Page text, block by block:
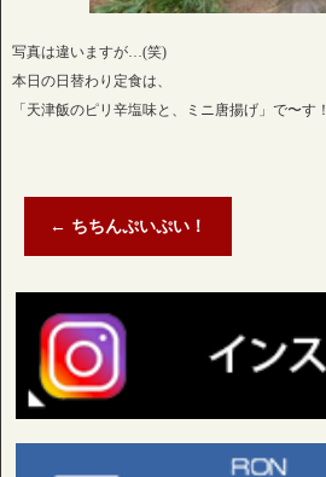
写真は違いますが…(笑)
本日の日替わり定食は、
「天津飯のピリ辛塩味と、ミニ唐揚げ」で〜す！
← ちちんぷいぷい！